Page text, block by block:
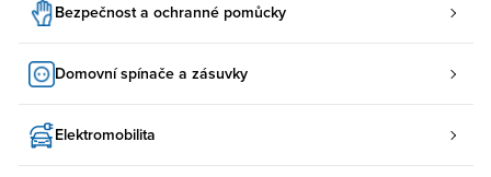
Bezpečnost a ochranné pomůcky
Domovní spínače a zásuvky
Elektromobilita